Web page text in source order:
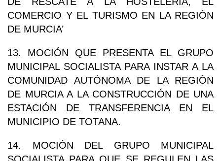
COMERCIO Y EL TURISMO EN LA REGIÓN
DE MURCIA’
13. MOCIÓN QUE PRESENTA EL GRUPO
MUNICIPAL SOCIALISTA PARA INSTAR A LA
COMUNIDAD AUTÓNOMA DE LA REGIÓN
DE MURCIA A LA CONSTRUCCIÓN DE UNA
ESTACIÓN DE TRANSFERENCIA EN EL
MUNICIPIO DE TOTANA.
14. MOCIÓN DEL GRUPO MUNICIPAL